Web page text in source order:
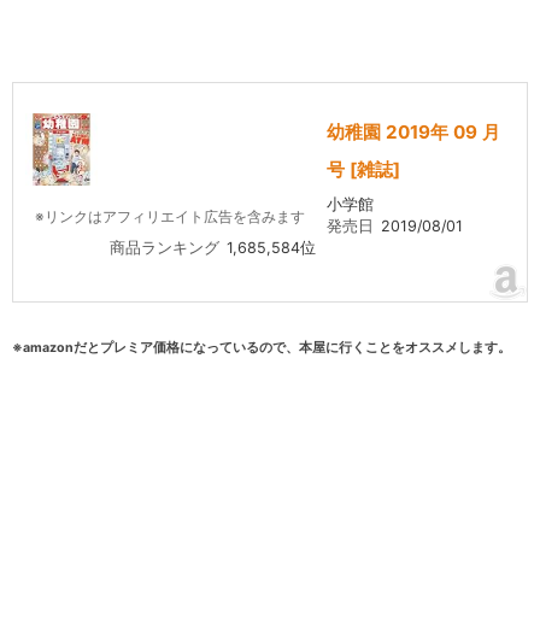
※リンクはアフィリエイト広告を含みます
幼稚園 2019年 09 月
号 [雑誌]
小学館
発売日 2019/08/01
商品ランキング 1,685,584位
※amazonだとプレミア価格になっているので、本屋に行くことをオススメします。